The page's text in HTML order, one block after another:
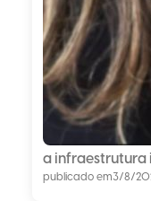
a infraestrutura
publicado em3/8/